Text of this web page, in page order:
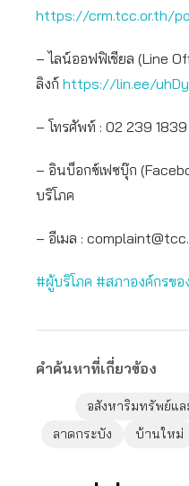
https://crm.tcc.or.th/
– ไลน์ออฟฟิเชียล (Line
ลิงก์ https://lin.ee/
– โทรศัพท์ : 02 239 1839
– อินบ็อกซ์เฟซบุ๊ก
บริโภค
– อีเมล :
#ผู้บริโภค #สภาองค์กรขอ
คำค้นหาที่เกี่ยวข้อง
อสังหาริมทรัพย์แล
ลาดกระบัง
บ้านใหม่